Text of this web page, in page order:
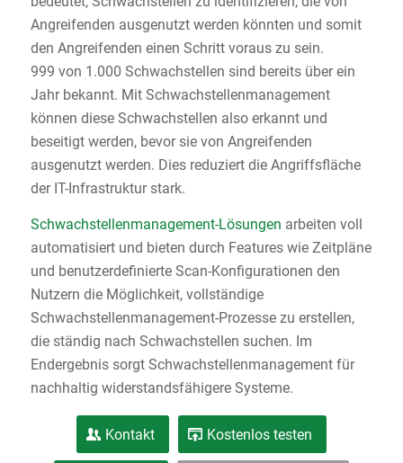
Angreifenden ausgenutzt werden könnten und somit
den Angreifenden einen Schritt voraus zu sein.
999 von 1.000 Schwachstellen sind bereits über ein
Jahr bekannt. Mit Schwachstellenmanagement
können diese Schwachstellen also erkannt und
beseitigt werden, bevor sie von Angreifenden
ausgenutzt werden. Dies reduziert die Angriffsfläche
der IT-Infrastruktur stark.
Schwachstellenmanagement-Lösungen arbeiten voll
automatisiert und bieten durch Features wie Zeitpläne
und benutzerdefinierte Scan-Konfigurationen den
Nutzern die Möglichkeit, vollständige
Schwachstellenmanagement-Prozesse zu erstellen,
die ständig nach Schwachstellen suchen. Im
Endergebnis sorgt Schwachstellenmanagement für
nachhaltig widerstandsfähigere Systeme.
Kontakt Kostenlos testen